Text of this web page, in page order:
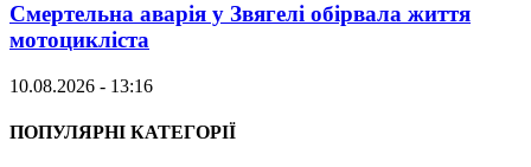
Смертельна аварія у Звягелі обірвала життя
мотоцикліста
10.08.2026 - 13:16
ПОПУЛЯРНІ КАТЕГОРІЇ